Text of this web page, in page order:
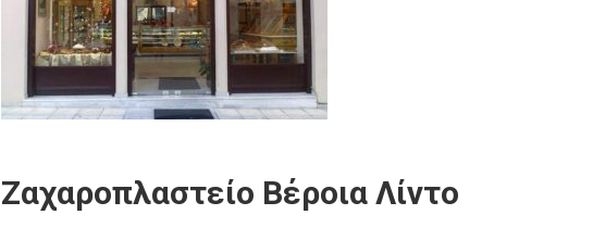
Ζαχαροπλαστείο Βέροια Λίντο